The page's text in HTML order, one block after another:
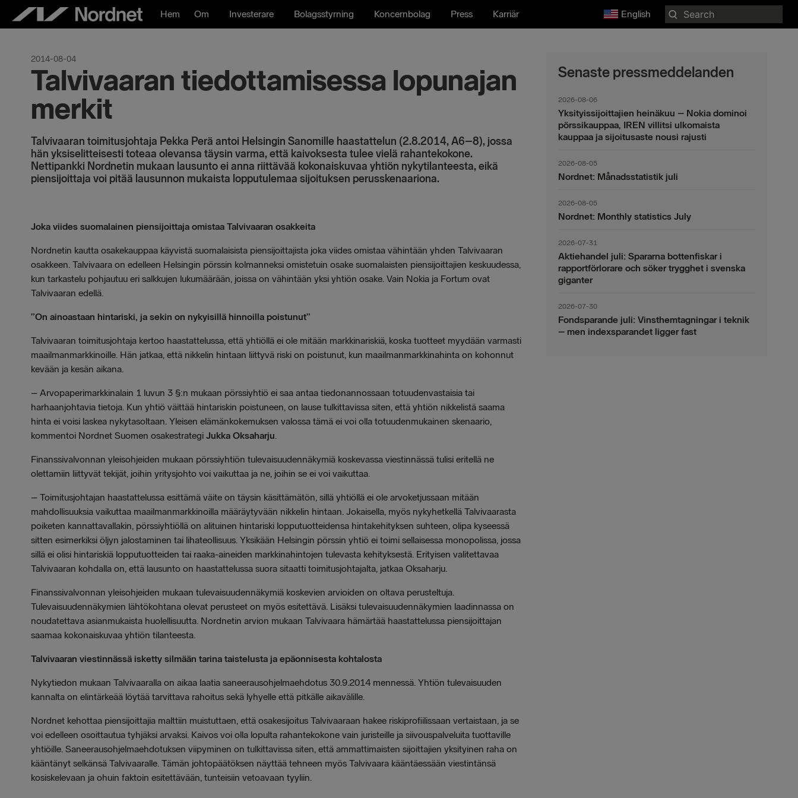
Hoppa
Hem Om Investerare Bolagsstyrning Koncernbolag Press Karriär English
Search
for:
2014-08-04
Talvivaaran tiedottamisessa lopunajan
merkit
Talvivaaran toimitusjohtaja Pekka Perä antoi Helsingin Sanomille haastattelun (2.8.2014, A6–8), jossa
hän yksiselitteisesti toteaa olevansa täysin varma, että kaivoksesta tulee vielä rahantekokone.
Nettipankki Nordnetin mukaan lausunto ei anna riittävää kokonaiskuvaa yhtiön nykytilanteesta, eikä
piensijoittaja voi pitää lausunnon mukaista lopputulemaa sijoituksen perusskenaariona.
Joka viides suomalainen piensijoittaja omistaa Talvivaaran osakkeita
Nordnetin kautta osakekauppaa käyvistä suomalaisista piensijoittajista joka viides omistaa vähintään yhden Talvivaaran
osakkeen. Talvivaara on edelleen Helsingin pörssin kolmanneksi omistetuin osake suomalaisten piensijoittajien keskuudessa,
kun tarkastelu pohjautuu eri salkkujen lukumäärään, joissa on vähintään yksi yhtiön osake. Vain Nokia ja Fortum ovat
Talvivaaran edellä.
”On ainoastaan hintariski, ja sekin on nykyisillä hinnoilla poistunut”
Talvivaaran toimitusjohtaja kertoo haastattelussa, että yhtiöllä ei ole mitään markkinariskiä, koska tuotteet myydään varmasti
maailmanmarkkinoille. Hän jatkaa, että nikkelin hintaan liittyvä riski on poistunut, kun maailmanmarkkinahinta on kohonnut
kevään ja kesän aikana.
– Arvopaperimarkkinalain 1 luvun 3 §:n mukaan pörssiyhtiö ei saa antaa tiedonannossaan totuudenvastaisia tai
harhaanjohtavia tietoja. Kun yhtiö väittää hintariskin poistuneen, on lause tulkittavissa siten, että yhtiön nikkelistä saama
hinta ei voisi laskea nykytasoltaan. Yleisen elämänkokemuksen valossa tämä ei voi olla totuudenmukainen skenaario,
kommentoi Nordnet Suomen osakestrategi Jukka Oksaharju.
Finanssivalvonnan yleisohjeiden mukaan pörssiyhtiön tulevaisuudennäkymiä koskevassa viestinnässä tulisi eritellä ne
olettamiin liittyvät tekijät, joihin yritysjohto voi vaikuttaa ja ne, joihin se ei voi vaikuttaa.
– Toimitusjohtajan haastattelussa esittämä väite on täysin käsittämätön, sillä yhtiöllä ei ole arvoketjussaan mitään
mahdollisuuksia vaikuttaa maailmanmarkkinoilla määräytyvään nikkelin hintaan. Jokaisella, myös nykyhetkellä Talvivaarasta
poiketen kannattavallakin, pörssiyhtiöllä on alituinen hintariski lopputuotteidensa hintakehityksen suhteen, olipa kyseessä
sitten esimerkiksi öljyn jalostaminen tai lihateollisuus. Yksikään Helsingin pörssin yhtiö ei toimi sellaisessa monopolissa, jossa
sillä ei olisi hintariskiä lopputuotteiden tai raaka-aineiden markkinahintojen tulevasta kehityksestä. Erityisen valitettavaa
Talvivaaran kohdalla on, että lausunto on haastattelussa suora sitaatti toimitusjohtajalta, jatkaa Oksaharju.
Finanssivalvonnan yleisohjeiden mukaan tulevaisuudennäkymiä koskevien arvioiden on oltava perusteltuja.
Tulevaisuudennäkymien lähtökohtana olevat perusteet on myös esitettävä. Lisäksi tulevaisuudennäkymien laadinnassa on
noudatettava asianmukaista huolellisuutta. Nordnetin arvion mukaan Talvivaara hämärtää haastattelussa piensijoittajan
saamaa kokonaiskuvaa yhtiön tilanteesta.
Talvivaaran viestinnässä isketty silmään tarina taistelusta ja epäonnisesta kohtalosta
Nykytiedon mukaan Talvivaaralla on aikaa laatia saneerausohjelmaehdotus 30.9.2014 mennessä. Yhtiön tulevaisuuden
kannalta on elintärkeää löytää tarvittava rahoitus sekä lyhyelle että pitkälle aikavälille.
Nordnet kehottaa piensijoittajia malttiin muistuttaen, että osakesijoitus Talvivaaraan hakee riskiprofiilissaan vertaistaan, ja se
voi edelleen osoittautua tyhjäksi arvaksi. Kaivos voi olla lopulta rahantekokone vain juristeille ja siivouspalveluita tuottaville
yhtiöille. Saneerausohjelmaehdotuksen viipyminen on tulkittavissa siten, että ammattimaisten sijoittajien yksityinen raha on
kääntänyt selkänsä Talvivaaralle. Tämän johtopäätöksen näyttää tehneen myös Talvivaara kääntäessään viestintänsä
kosiskelevaan ja ohuin faktoin esitettävään, tunteisiin vetoavaan tyyliin.
Senaste pressmeddelanden
2026-08-06
Yksityissijoittajien heinäkuu – Nokia dominoi
pörssikauppaa, IREN villitsi ulkomaista
kauppaa ja sijoitusaste nousi rajusti
2026-08-05
Nordnet: Månadsstatistik juli
2026-08-05
Nordnet: Monthly statistics July
2026-07-31
Aktiehandel juli: Spararna bottenfiskar i
rapportförlorare och söker trygghet i svenska
giganter
2026-07-30
Fondsparande juli: Vinsthemtagningar i teknik
– men indexsparandet ligger fast